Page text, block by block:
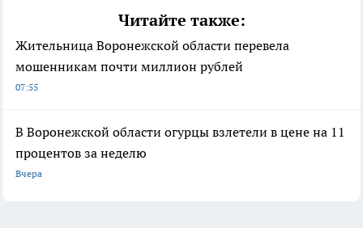
Читайте также:
Жительница Воронежской области перевела
мошенникам почти миллион рублей
07:55
В Воронежской области огурцы взлетели в цене на 11
процентов за неделю
Вчера